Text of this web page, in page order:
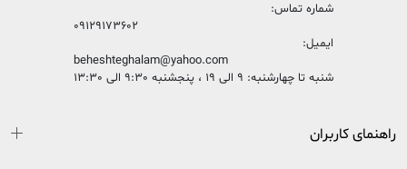
شماره تماس:
09129173602
ایمیل:
beheshteghalam@yahoo.com
شنبه تا چهارشنبه: 9 الی 19 ، پنجشنبه 9:30 الی 13:30
راهنمای کاربران